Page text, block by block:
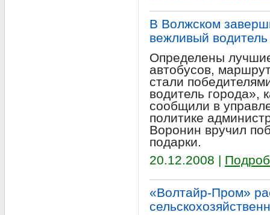
В Волжском
вежливый водитель
Определены
автобусов,
стали
водитель города»,
сообщили в
политике
Воронин вручил
подарки.
20.12.2008 |
«Волтайр-Пром»